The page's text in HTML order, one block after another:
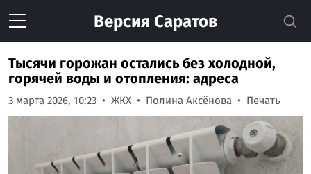
Версия Саратов
Тысячи горожан остались без холодной,
горячей воды и отопления: адреса
3 марта 2026, 10:23 ЖКХ Полина Аксёнова Печать